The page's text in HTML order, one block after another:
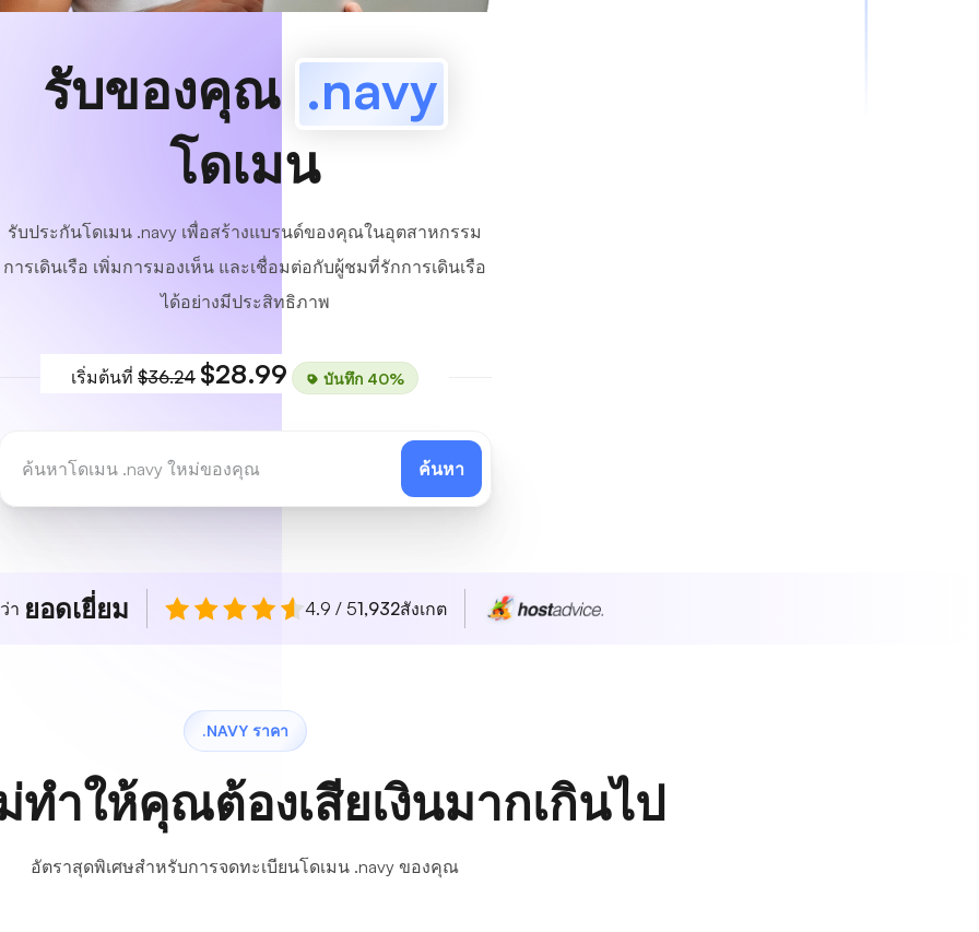
รับของคุณ .navy
โดเมน
รับประกันโดเมน .navy เพื่อสร้างแบรนด์ของคุณในอุตสาหกรรม
การเดินเรือ เพิ่มการมองเห็น และเชื่อมต่อกับผู้ชมที่รักการเดินเรือ
ได้อย่างมีประสิทธิภาพ
เริ่มต้นที่ $36.24 $28.99 บันทึก 40%
ค้นหา
า ยอดเยี่ยม 4.9 / 51,932สังเกต
.NAVY ราคา
ทำให้คุณต้องเสียเงินมากเกินไป
อัตราสุดพิเศษสำหรับการจดทะเบียนโดเมน .navy ของคุณ